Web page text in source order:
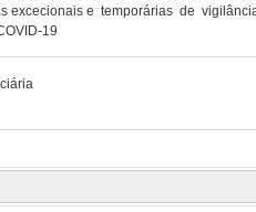
excecionais e temporárias de
19